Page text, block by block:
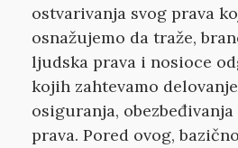
ostvarivanja svog prava
osnažujemo da traže,
ljudska prava i nosioce
kojih zahtevamo
osiguranja,
prava. Pored ovog,